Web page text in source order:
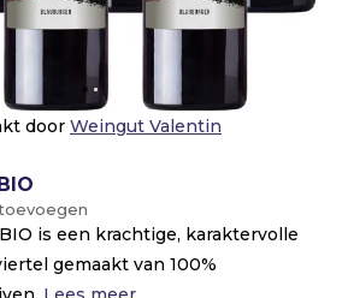
door Weingut Valentin
is een krachtige, karaktervolle
gemaakt van 100%